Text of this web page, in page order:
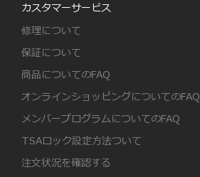
カスタマーサービス
修理について
保証について
商品についてのFAQ
オンラインショッピングについてのFAQ
メンバープログラムについてのFAQ
TSAロック設定方法ついて
注文状況を確認する